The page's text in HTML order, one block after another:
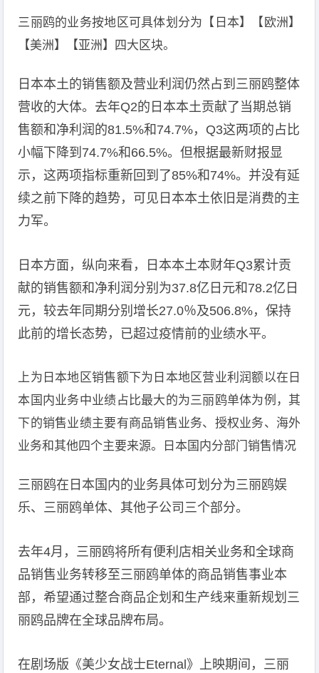
三丽鸥的业务按地区可具体划分为【日本】【欧洲】
【美洲】【亚洲】四大区块。
日本本土的销售额及营业利润仍然占到三丽鸥整体
营收的大体。去年Q2的日本本土贡献了当期总销
售额和净利润的81.5%和74.7%，Q3这两项的占比
小幅下降到74.7%和66.5%。但根据最新财报显
示，这两项指标重新回到了85%和74%。并没有延
续之前下降的趋势，可见日本本土依旧是消费的主
力军。
日本方面，纵向来看，日本本土本财年Q3累计贡
献的销售额和净利润分别为37.8亿日元和78.2亿日
元，较去年同期分别增长27.0％及506.8%，保持
此前的增长态势，已超过疫情前的业绩水平。
上为日本地区销售额下为日本地区营业利润额以在日
本国内业务中业绩占比最大的为三丽鸥单体为例，其
下的销售业绩主要有商品销售业务、授权业务、海外
业务和其他四个主要来源。日本国内分部门销售情况
三丽鸥在日本国内的业务具体可划分为三丽鸥娱
乐、三丽鸥单体、其他子公司三个部分。
去年4月，三丽鸥将所有便利店相关业务和全球商
品销售业务转移至三丽鸥单体的商品销售事业本
部，希望通过整合商品企划和生产线来重新规划三
丽鸥品牌在全球品牌布局。
在剧场版《美少女战士Eternal》上映期间，三丽